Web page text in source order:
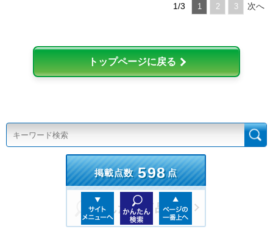
1/3 1 2 3 次へ
トップページに戻る
掲載点数 598点
かんたん商品検索